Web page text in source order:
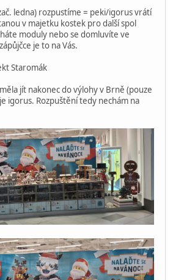
ledna) rozpustíme = peki/igorus vrátí
v majetku kostek pro další spol
moduly nebo se domluvíte ve
je to na Vás.
Staromák
jít nakonec do výlohy v Brně (pouze
igorus. Rozpuštění tedy nechám na